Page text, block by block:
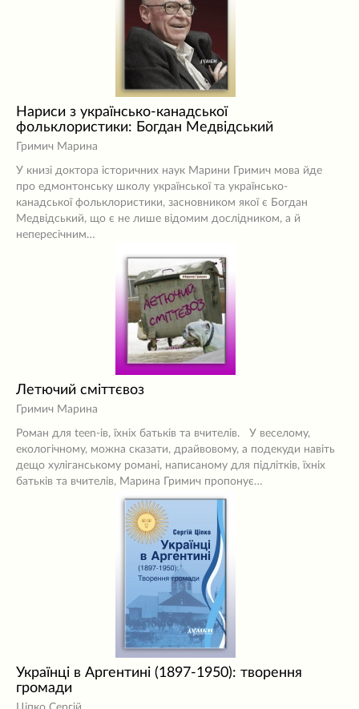
Нариси з українсько-канадської
фольклористики: Богдан Медвідський
Гримич Марина
У книзі доктора історичних наук Марини Гримич мова йде
про едмонтонську школу української та українсько-
канадської фольклористики, засновником якої є Богдан
Медвідський, що є не лише відомим дослідником, а й
непересічним…
Летючий сміттєвоз
Гримич Марина
Роман для teen-ів, їхніх батьків та вчителів. У веселому,
екологічному, можна сказати, драйвовому, а подекуди навіть
дещо хуліганському романі, написаному для підлітків, їхніх
батьків та вчителів, Марина Гримич пропонує…
Українці в Аргентині (1897-1950): творення
громади